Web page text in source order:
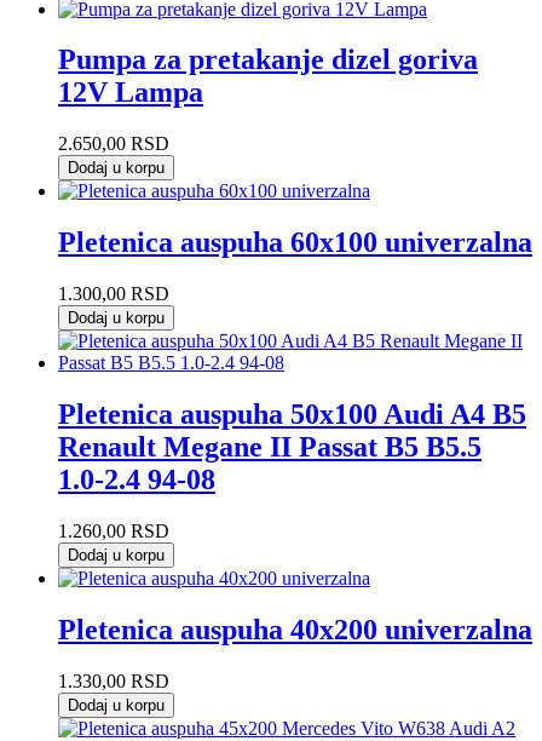
Pumpa za pretakanje dizel goriva
12V Lampa
2.650,00 RSD
Dodaj u korpu
Pletenica auspuha 60x100 univerzalna
1.300,00 RSD
Dodaj u korpu
Pletenica auspuha 50x100 Audi A4 B5
Renault Megane II Passat B5 B5.5
1.0-2.4 94-08
1.260,00 RSD
Dodaj u korpu
Pletenica auspuha 40x200 univerzalna
1.330,00 RSD
Dodaj u korpu